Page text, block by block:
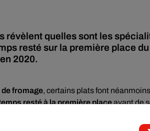
révèlent quelles sont les
resté sur la première place
2020.
de fromage, certains plats font
resté à la première placeavant de
la raclette
. La demande a d'ailleurs explosé